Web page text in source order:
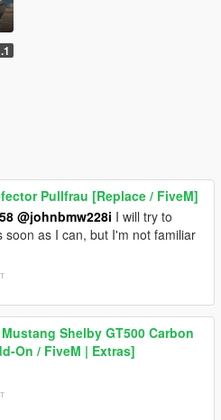
Pullfrau [Replace / FiveM]
@johnbmw228i I will try to
soon as I can, but I'm not familiar
Shelby GT500 Carbon
On / FiveM | Extras]